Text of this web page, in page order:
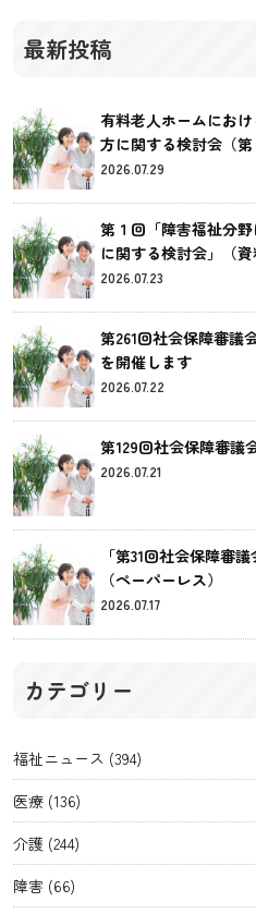
最新投稿
有料老人ホームにお
方に関する検討会（
2026.07.29
第１回「障害福祉分
に関する検討会」（資
2026.07.23
第261回社会保障審議
を開催します
2026.07.22
第129回社会保障審議
2026.07.21
「第31回社会保障審
（ペーパーレス）
2026.07.17
カテゴリー
福祉ニュース (394)
医療 (136)
介護 (244)
障害 (66)